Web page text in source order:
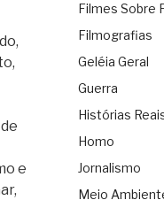
e
Filmes Sobre
Filmografias
Geléia Geral
Guerra
Histórias
Homo
Jornalismo
Meio